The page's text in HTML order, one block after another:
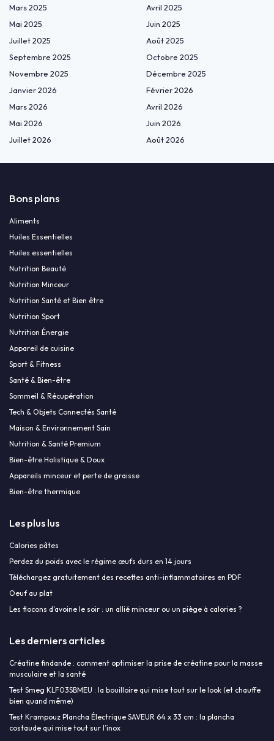
Mars 2025
Avril 2025
Mai 2025
Juin 2025
Juillet 2025
Août 2025
Septembre 2025
Octobre 2025
Novembre 2025
Décembre 2025
Janvier 2026
Février 2026
Mars 2026
Avril 2026
Mai 2026
Juin 2026
Juillet 2026
Août 2026
Bons plans
Aliments
Huiles Essentielles
Huiles essentielles
Nutrition Beauté
Nutrition Minceur
Nutrition Santé et Bien être
Nutrition Sport
Nutrition Énergie
Appareil de cuisine
Sport & Fitness
Santé & Bien-être
Sommeil & Récupération
Tech & Objets Connectés Santé
Maison & Environnement Sain
Nutrition & Santé Premium
Bien-être Holistique & Doux
Appareils minceur et perte de graisse
Bien-être thermique
Les plus lus
Calories pâtes
Perdez du poids avec le régime œufs durs en 14 jours
Téléchargez gratuitement des recettes anti-inflammatoires en PDF
Oeuf au plat
Les flocons d'avoine le soir : un allié minceur ou un piège à calories ?
Les derniers articles
Créatine findande : comment optimiser la prise de créatine pour la masse
musculaire et la santé
Test Smeg KLF03SBMEU : la bouilloire qui mise tout sur le look (et chauffe
bien quand même)
Test Krampouz Plancha Électrique SAVEUR 64 x 33 cm : la plancha
costaude qui mise tout sur l’inox